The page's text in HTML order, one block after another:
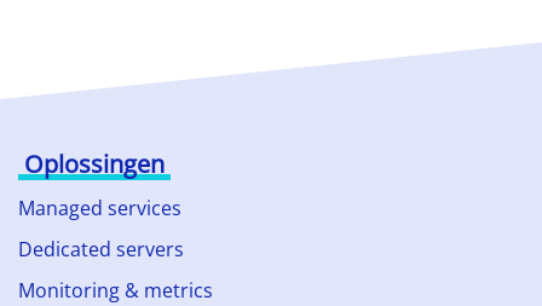
Oplossingen
Managed services
Dedicated servers
Monitoring & metrics